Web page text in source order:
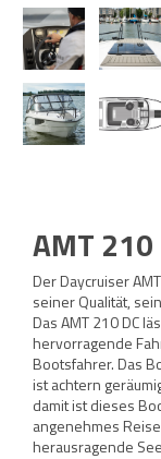
AMT 210
Der Daycruiser
seiner Qualität,
Das AMT 210 DC
hervorragende
Bootsfahrer. Das
ist achtern
damit ist dieses
angenehmes
herausragende